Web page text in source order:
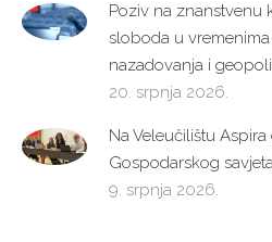
Poziv na znanstvenu
sloboda u
nazadovanja i
20. srpnja 2026.
Na Veleučilištu
Gospodarskog
9. srpnja 2026.